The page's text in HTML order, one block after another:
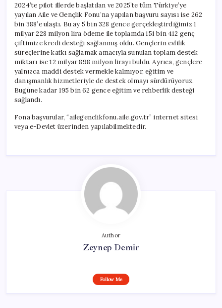
2024’te pilot illerde başlatılan ve 2025’te tüm Türkiye’ye
yayılan Aile ve Gençlik Fonu’na yapılan başvuru sayısı ise 262
bin 388’e ulaştı. Bu ay 5 bin 328 gence gerçekleştirdiğimiz 1
milyar 228 milyon lira ödeme ile toplamda 151 bin 412 genç
çiftimize kredi desteği sağlanmış oldu. Gençlerin evlilik
süreçlerine katkı sağlamak amacıyla sunulan toplam destek
miktarı ise 12 milyar 898 milyon lirayı buldu. Ayrıca, gençlere
yalnızca maddi destek vermekle kalmıyor, eğitim ve
danışmanlık hizmetleriyle de destek olmayı sürdürüyoruz.
Bugüne kadar 195 bin 62 gence eğitim ve rehberlik desteği
sağlandı.
Fona başvurular, “ailegenclikfonu.aile.gov.tr” internet sitesi
veya e-Devlet üzerinden yapılabilmektedir.
Author
Zeynep Demir
Follow Me